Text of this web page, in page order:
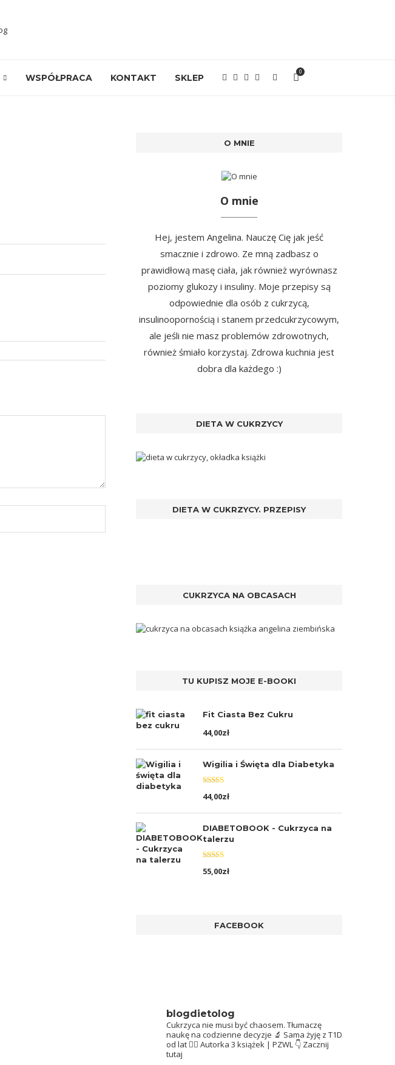
WSPÓŁPRACA KONTAKT SKLEP
0
O MNIE
O mnie
Hej, jestem Angelina. Nauczę Cię jak jeść
smacznie i zdrowo. Ze mną zadbasz o
prawidłową masę ciała, jak również wyrównasz
poziomy glukozy i insuliny. Moje przepisy są
odpowiednie dla osób z cukrzycą,
insulinoopornością i stanem przedcukrzycowym,
ale jeśli nie masz problemów zdrowotnych,
również śmiało korzystaj. Zdrowa kuchnia jest
dobra dla każdego :)
DIETA W CUKRZYCY
DIETA W CUKRZYCY. PRZEPISY
CUKRZYCA NA OBCASACH
TU KUPISZ MOJE E-BOOKI
Fit Ciasta Bez Cukru
44,00zł
Wigilia i Święta dla Diabetyka
Oceniono
5.00na 5
44,00zł
DIABETOBOOK - Cukrzyca na
talerzu
Oceniono
5.00na 5
55,00zł
FACEBOOK
blogdietolog
Cukrzyca nie musi być chaosem. Tłumaczę
naukę na codzienne decyzje 🔬 Sama żyję z T1D
od lat 👩‍⚕️ Autorka 3 książek | PZWL 👇 Zacznij
tutaj